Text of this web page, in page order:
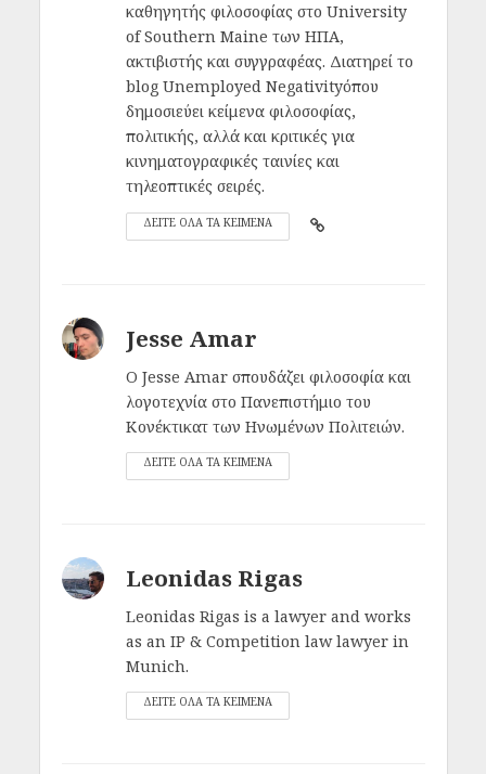
καθηγητής φιλοσοφίας στο University
of Southern Maine των ΗΠΑ,
ακτιβιστής και συγγραφέας. Διατηρεί το
blog Unemployed Negativityόπου
δημοσιεύει κείμενα φιλοσοφίας,
πολιτικής, αλλά και κριτικές για
κινηματογραφικές ταινίες και
τηλεοπτικές σειρές.
ΔΕΙΤΕ ΟΛΑ ΤΑ ΚΕΙΜΕΝΑ
Jesse Amar
Ο Jesse Amar σπουδάζει φιλοσοφία και
λογοτεχνία στο Πανεπιστήμιο του
Κονέκτικατ των Ηνωμένων Πολιτειών.
ΔΕΙΤΕ ΟΛΑ ΤΑ ΚΕΙΜΕΝΑ
Leonidas Rigas
Leonidas Rigas is a lawyer and works
as an IP & Competition law lawyer in
Munich.
ΔΕΙΤΕ ΟΛΑ ΤΑ ΚΕΙΜΕΝΑ